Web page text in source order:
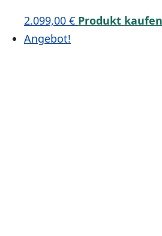
2.099,00 € Produkt kaufen
Angebot!